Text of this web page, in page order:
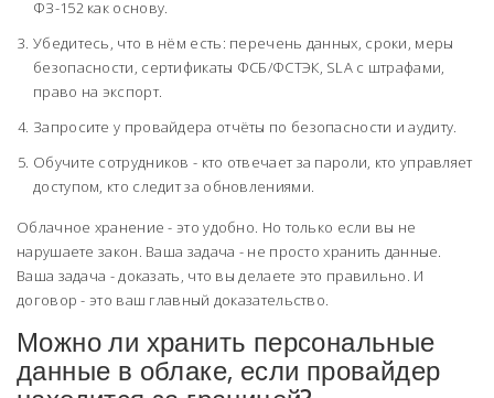
ФЗ-152 как основу.
Убедитесь, что в нём есть: перечень данных, сроки, меры
безопасности, сертификаты ФСБ/ФСТЭК, SLA с штрафами,
право на экспорт.
Запросите у провайдера отчёты по безопасности и аудиту.
Обучите сотрудников - кто отвечает за пароли, кто управляет
доступом, кто следит за обновлениями.
Облачное хранение - это удобно. Но только если вы не
нарушаете закон. Ваша задача - не просто хранить данные.
Ваша задача - доказать, что вы делаете это правильно. И
договор - это ваш главный доказательство.
Можно ли хранить персональные
данные в облаке, если провайдер